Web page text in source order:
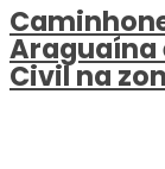
Araguaína
Civil na